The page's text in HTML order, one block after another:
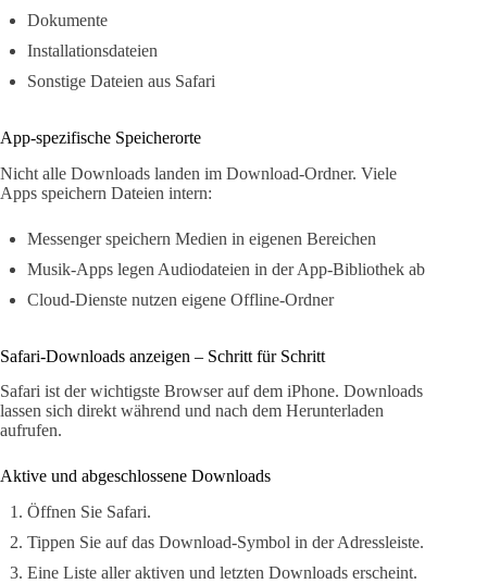
Dokumente
Installationsdateien
Sonstige Dateien aus Safari
App-spezifische Speicherorte
Nicht alle Downloads landen im Download-Ordner. Viele
Apps speichern Dateien intern:
Messenger speichern Medien in eigenen Bereichen
Musik-Apps legen Audiodateien in der App-Bibliothek ab
Cloud-Dienste nutzen eigene Offline-Ordner
Safari-Downloads anzeigen – Schritt für Schritt
Safari ist der wichtigste Browser auf dem iPhone. Downloads
lassen sich direkt während und nach dem Herunterladen
aufrufen.
Aktive und abgeschlossene Downloads
Öffnen Sie Safari.
Tippen Sie auf das Download-Symbol in der Adressleiste.
Eine Liste aller aktiven und letzten Downloads erscheint.